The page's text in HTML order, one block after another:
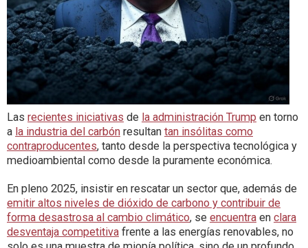
Las recientes iniciativas de la administración Trump en torno
a la industria del carbón resultan tan insólitas como
contraproducentes, tanto desde la perspectiva tecnológica y
medioambiental como desde la puramente económica.
En pleno 2025, insistir en rescatar un sector que, además de
emitir altos niveles de dióxido de carbono y contribuir de
forma desastrosa al cambio climático, se encuentra en clara
desventaja competitiva frente a las energías renovables, no